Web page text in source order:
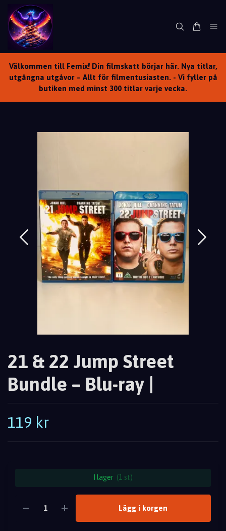
Välkommen till Femix! Din filmskatt börjar här. Nya titlar,
utgångna utgåvor – Allt för filmentusiasten. - Vi fyller på
butiken med minst 300 titlar varje vecka.
21 & 22 Jump Street
Bundle – Blu-ray |
119 kr
I lager (1 st)
Lägg i korgen